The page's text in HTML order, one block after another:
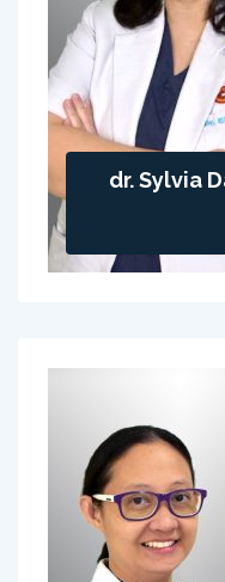
dr. Sylvia